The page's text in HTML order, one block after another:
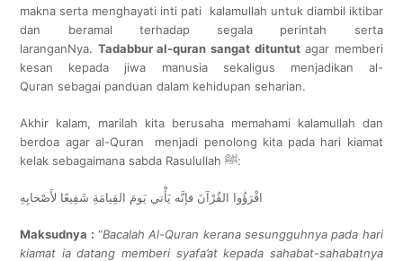
makna serta menghayati inti pati kalamullah untuk diambil iktibar
dan beramal terhadap segala perintah serta
laranganNya. Tadabbur al-quran sangat dituntutagar memberi
kesan kepada jiwa manusia sekaligus menjadikan al-
Quran sebagai panduan dalam kehidupan seharian.
Akhir kalam, marilah kita berusaha memahami kalamullah dan
berdoa agar al-Quran menjadi penolong kita pada hari kiamat
kelak sebagaimana sabda Rasulullah ﷺ:
اقْرَؤُوا القُرْآنَ فإنَّه يَأْتي يَومَ القِيامَةِ شَفِيعًا لأَصْحابِهِ
Maksudnya : “Bacalah Al-Quran kerana sesungguhnya pada hari
kiamat ia datang memberi syafa’at kepada sahabat-sahabatnya